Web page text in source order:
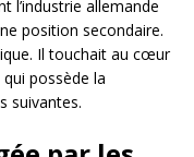
l’industrie allemande
position secondaire.
Il touchait au cœur
possède la
suivantes.